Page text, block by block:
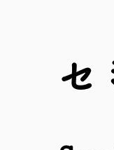
セ